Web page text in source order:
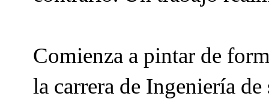
Comienza a pintar de
la carrera de Ingeniería